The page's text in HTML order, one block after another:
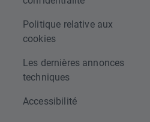
Politique relative aux
cookies
Les dernières annonces
techniques
Accessibilité